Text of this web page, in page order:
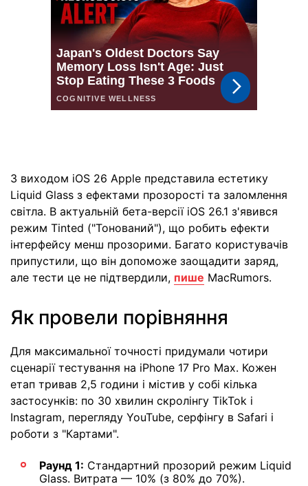
З виходом iOS 26 Apple представила естетику
Liquid Glass з ефектами прозорості та заломлення
світла. В актуальній бета-версії iOS 26.1 з'явився
режим Tinted ("Тонований"), що робить ефекти
інтерфейсу менш прозорими. Багато користувачів
припустили, що він допоможе заощадити заряд,
але тести це не підтвердили, пише MacRumors.
Як провели порівняння
Для максимальної точності придумали чотири
сценарії тестування на iPhone 17 Pro Max. Кожен
етап тривав 2,5 години і містив у собі кілька
застосунків: по 30 хвилин скролінгу TikTok і
Instagram, перегляду YouTube, серфінгу в Safari і
роботи з "Картами".
Раунд 1: Стандартний прозорий режим Liquid
Glass. Витрата — 10% (з 80% до 70%).